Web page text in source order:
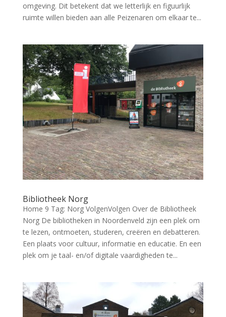
omgeving. Dit betekent dat we letterlijk en figuurlijk
ruimte willen bieden aan alle Peizenaren om elkaar te...
Bibliotheek Norg
Home 9 Tag: Norg VolgenVolgen Over de Bibliotheek
Norg De bibliotheken in Noordenveld zijn een plek om
te lezen, ontmoeten, studeren, creëren en debatteren.
Een plaats voor cultuur, informatie en educatie. En een
plek om je taal- en/of digitale vaardigheden te...